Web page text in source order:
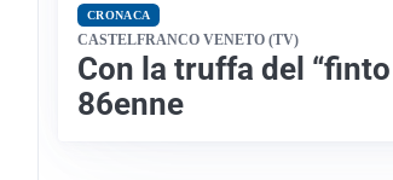
CRONACA
CASTELFRANCO VENETO (TV)
Con la truffa del
86enne